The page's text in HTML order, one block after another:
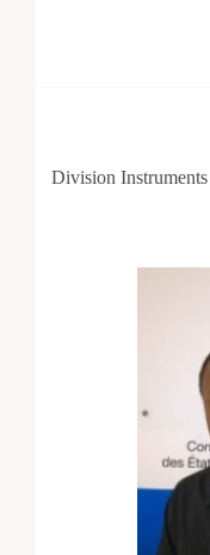
Division Instruments